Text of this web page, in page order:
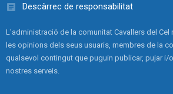
Descàrrec de responsabilitat
L'administració de la comunitat Cavallers del
les opinions dels seus usuaris, membres de la
qualsevol contingut que puguin publicar, pujar i/
nostres serveis.